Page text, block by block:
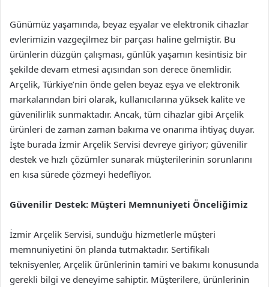
Günümüz yaşamında, beyaz eşyalar ve elektronik cihazlar
evlerimizin vazgeçilmez bir parçası haline gelmiştir. Bu
ürünlerin düzgün çalışması, günlük yaşamın kesintisiz bir
şekilde devam etmesi açısından son derece önemlidir.
Arçelik, Türkiye’nin önde gelen beyaz eşya ve elektronik
markalarından biri olarak, kullanıcılarına yüksek kalite ve
güvenilirlik sunmaktadır. Ancak, tüm cihazlar gibi Arçelik
ürünleri de zaman zaman bakıma ve onarıma ihtiyaç duyar.
İşte burada İzmir Arçelik Servisi devreye giriyor; güvenilir
destek ve hızlı çözümler sunarak müşterilerinin sorunlarını
en kısa sürede çözmeyi hedefliyor.
Güvenilir Destek: Müşteri Memnuniyeti Önceliğimiz
İzmir Arçelik Servisi, sunduğu hizmetlerle müşteri
memnuniyetini ön planda tutmaktadır. Sertifikalı
teknisyenler, Arçelik ürünlerinin tamiri ve bakımı konusunda
gerekli bilgi ve deneyime sahiptir. Müşterilere, ürünlerinin